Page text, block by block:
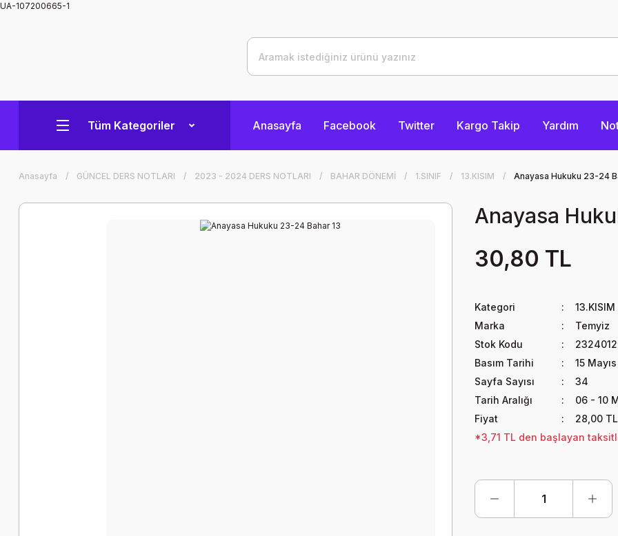
UA-107200665-1
Tüm Kategoriler Anasayfa Facebook Twitter Kargo Takip Yardım
Anasayfa GÜNCEL DERS NOTLARI 2023 - 2024 DERS NOTLARI BAHAR DÖNEMİ 1.SINIF 13.KISIM Anayasa Hukuku 23-24
Anayasa
30,80 TL
Kategori
13.KISIM
Marka
Temyiz
Stok Kodu
Basım Tarihi
15
Sayfa Sayısı
34
Tarih Aralığı
06 - 10
Fiyat
28,00
*3,71 TL den başlayan